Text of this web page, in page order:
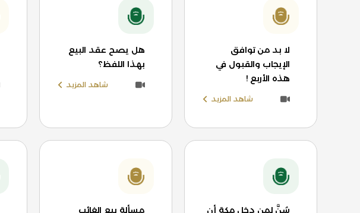
لا بد من توافق
الإيجاب والقبول في
هذه الأربع !
شاهد المزيد
هل يصح عقد البيع
بهذا اللفظ؟
شاهد المزيد
سُنَّ لمن دخل مكة أن مسألة بيع الغائب